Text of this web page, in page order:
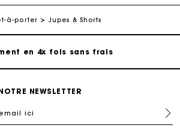
à-porter Jupes & Shorts
offerte sous 2 à 3 jours ouvrés.
en 4x fois sans frais
& Retours offerts
NEWSLETTER
ici